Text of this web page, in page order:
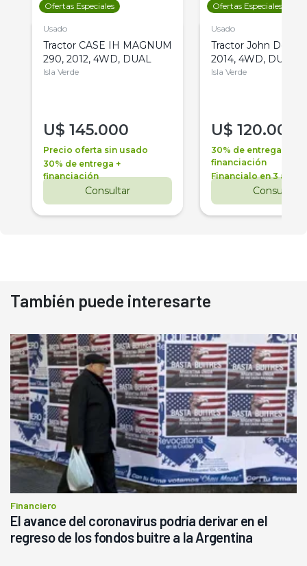
Ofertas Especiales
Usado
Tractor CASE IH MAGNUM
290, 2012, 4WD, DUAL
Isla Verde
U$ 145.000
Precio oferta sin usado
30% de entrega +
financiación
Consultar
Ofertas Especiales
Usado
Tractor John Deere
2014, 4WD, DUAL
Isla Verde
U$ 120.000
30% de entrega +
financiación
Financialo en 3 años
Consultar
También puede interesarte
Financiero
El avance del coronavirus podría derivar en el
regreso de los fondos buitre a la Argentina